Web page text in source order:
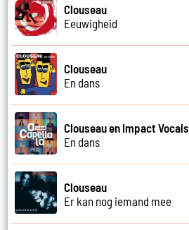
Clouseau
Eeuwigheid
Clouseau
En dans
Clouseau en Impact Vocals
En dans
Clouseau
Er kan nog iemand mee